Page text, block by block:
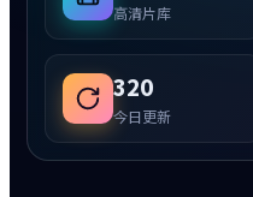
高清片库
320
今日更新